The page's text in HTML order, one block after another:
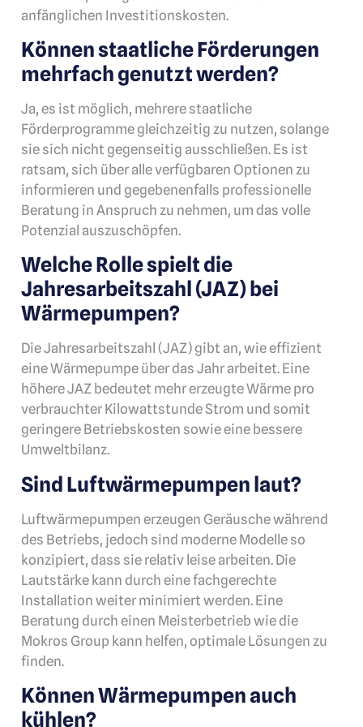
anfänglichen Investitionskosten.
Können staatliche Förderungen
mehrfach genutzt werden?
Ja, es ist möglich, mehrere staatliche
Förderprogramme gleichzeitig zu nutzen, solange
sie sich nicht gegenseitig ausschließen. Es ist
ratsam, sich über alle verfügbaren Optionen zu
informieren und gegebenenfalls professionelle
Beratung in Anspruch zu nehmen, um das volle
Potenzial auszuschöpfen.
Welche Rolle spielt die
Jahresarbeitszahl (JAZ) bei
Wärmepumpen?
Die Jahresarbeitszahl (JAZ) gibt an, wie effizient
eine Wärmepumpe über das Jahr arbeitet. Eine
höhere JAZ bedeutet mehr erzeugte Wärme pro
verbrauchter Kilowattstunde Strom und somit
geringere Betriebskosten sowie eine bessere
Umweltbilanz.
Sind Luftwärmepumpen laut?
Luftwärmepumpen erzeugen Geräusche während
des Betriebs, jedoch sind moderne Modelle so
konzipiert, dass sie relativ leise arbeiten. Die
Lautstärke kann durch eine fachgerechte
Installation weiter minimiert werden. Eine
Beratung durch einen Meisterbetrieb wie die
Mokros Group kann helfen, optimale Lösungen zu
finden.
Können Wärmepumpen auch
kühlen?